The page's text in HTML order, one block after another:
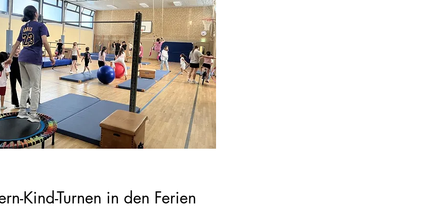
Kind-Turnen in den Ferien